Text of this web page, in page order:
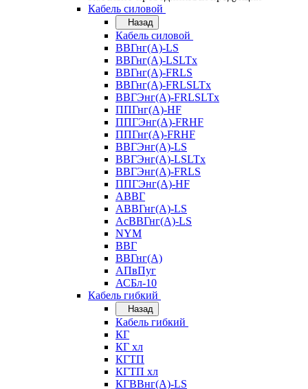
Кабель силовой
Назад
Кабель силовой
ВВГнг(А)-LS
ВВГнг(А)-LSLTx
ВВГнг(А)-FRLS
ВВГнг(А)-FRLSLTx
ВВГЭнг(А)-FRLSLTx
ППГнг(А)-HF
ППГЭнг(А)-FRHF
ППГнг(А)-FRHF
ВВГЭнг(А)-LS
ВВГЭнг(А)-LSLTx
ВВГЭнг(А)-FRLS
ППГЭнг(А)-HF
АВВГ
АВВГнг(А)-LS
АсВВГнг(А)-LS
NYM
ВВГ
ВВГнг(А)
АПвПуг
АСБл-10
Кабель гибкий
Назад
Кабель гибкий
КГ
КГ хл
КГТП
КГТП хл
КГВВнг(А)-LS